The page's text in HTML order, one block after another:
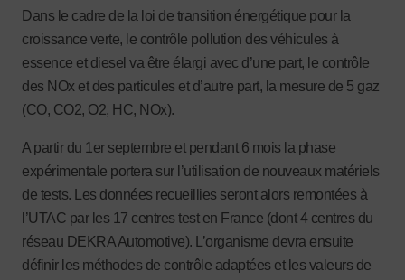
Dans le cadre de la loi de transition énergétique pour la
croissance verte, le contrôle pollution des véhicules à
essence et diesel va être élargi avec d’une part, le contrôle
des NOx et des particules et d’autre part, la mesure de 5 gaz
(CO, CO2, O2, HC, NOx).
A partir du 1er septembre et pendant 6 mois la phase
expérimentale portera sur l’utilisation de nouveaux matériels
de tests. Les données recueillies seront alors remontées à
l’UTAC par les 17 centres test en France (dont 4 centres du
réseau DEKRA Automotive). L’organisme devra ensuite
définir les méthodes de contrôle adaptées et les valeurs de